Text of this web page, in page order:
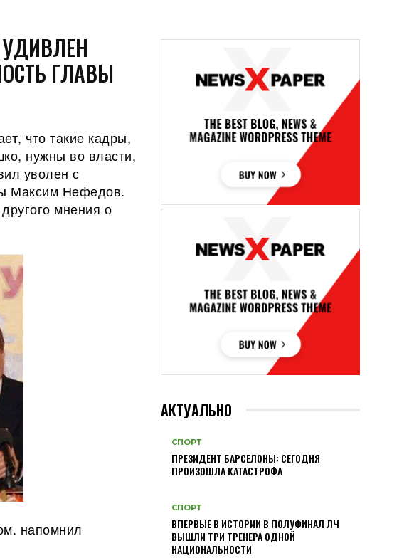
ГЛАВЫ
что такие кадры,
нужны во власти,
уволен с
Максим Нефедов.
мнения о
напомнил
АКТУАЛЬНО
СПОРТ
ПРЕЗИДЕНТ БАРСЕЛОНЫ: СЕГОДНЯ
ПРОИЗОШЛА КАТАСТРОФА
СПОРТ
ВПЕРВЫЕ В ИСТОРИИ В ПОЛУФИНАЛ ЛЧ
ВЫШЛИ ТРИ ТРЕНЕРА ОДНОЙ
НАЦИОНАЛЬНОСТИ